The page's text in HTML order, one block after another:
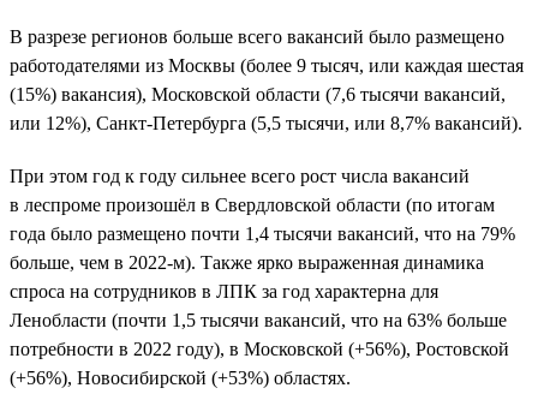
В разрезе регионов больше всего вакансий было размещено
работодателями из Москвы (более 9 тысяч, или каждая шестая
(15%) вакансия), Московской области (7,6 тысячи вакансий,
или 12%), Санкт-Петербурга (5,5 тысячи, или 8,7% вакансий).
При этом год к году сильнее всего рост числа вакансий
в леспроме произошёл в Свердловской области (по итогам
года было размещено почти 1,4 тысячи вакансий, что на 79%
больше, чем в 2022-м). Также ярко выраженная динамика
спроса на сотрудников в ЛПК за год характерна для
Ленобласти (почти 1,5 тысячи вакансий, что на 63% больше
потребности в 2022 году), в Московской (+56%), Ростовской
(+56%), Новосибирской (+53%) областях.